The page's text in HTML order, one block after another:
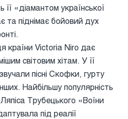
«діамантом української
та піднімає бойовий дух
країни Victoria Niro дає
світовим хітам. У її
пісні Скофки, гурту
Найбільшу популярність
Трубецького «Воїни
під реалії